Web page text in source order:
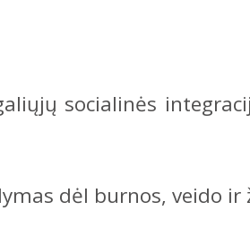
socialinės
dėl burnos, veido